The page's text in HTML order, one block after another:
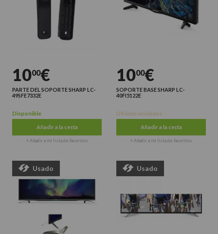
1000€
PARTE DEL SOPORTE SHARP LC-
49SFE7332E
Disponible
Añadir a la cesta
+ Añadir a mi lista de favoritos
1000€
SOPORTE BASE SHARP LC-
40FI5122E
Últimas unidades
Añadir a la cesta
+ Añadir a mi lista de favoritos
Usado Usado